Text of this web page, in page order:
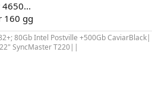
160 gg
80Gb Intel Postville +500Gb
SyncMaster T220||​